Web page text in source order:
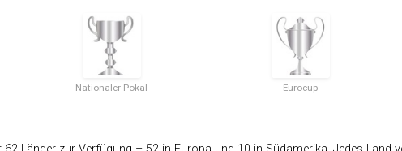
Nationaler Pokal Eurocup